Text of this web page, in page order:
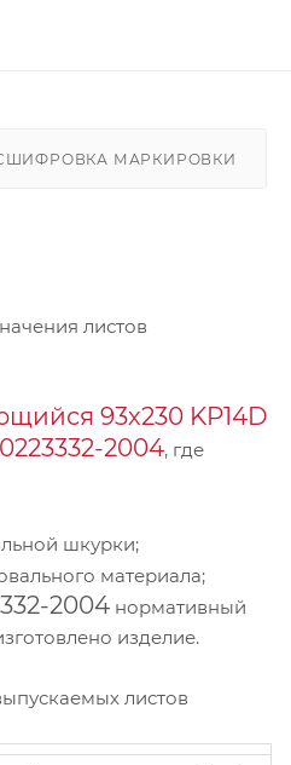
МАРКИРОВКИ
листов
93х230 KP14D
2004, где
шкурки;
материала;
2004 нормативный
изделие.
листов